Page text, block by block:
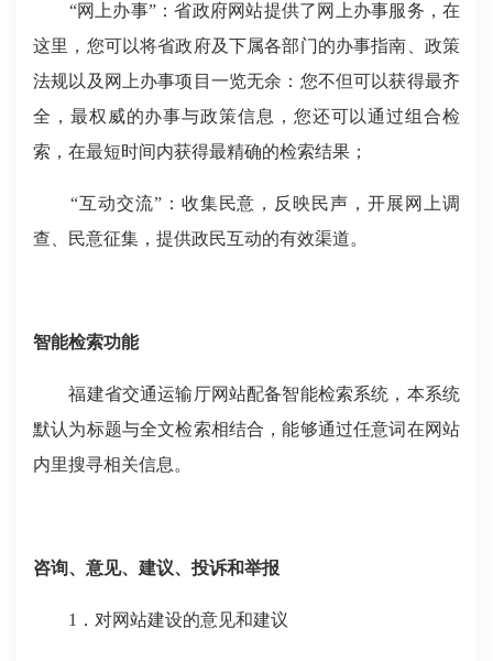
“网上办事”：省政府网站提供了网上办事服务，在
这里，您可以将省政府及下属各部门的办事指南、政策
法规以及网上办事项目一览无余：您不但可以获得最齐
全，最权威的办事与政策信息，您还可以通过组合检
索，在最短时间内获得最精确的检索结果；
“互动交流”：收集民意，反映民声，开展网上调
查、民意征集，提供政民互动的有效渠道。
智能检索功能
福建省交通运输厅网站配备智能检索系统，本系统
默认为标题与全文检索相结合，能够通过任意词在网站
内里搜寻相关信息。
咨询、意见、建议、投诉和举报
1．对网站建设的意见和建议